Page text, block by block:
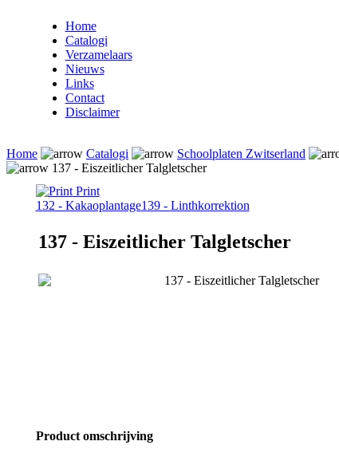
Home
Catalogi
Verzamelaars
Nieuws
Links
Contact
Disclaimer
Home Catalogi Schoolplaten Zwitserland
137 - Eiszeitlicher Talgletscher
Print
132 - Kakaoplantage139 - Linthkorrektion
137 - Eiszeitlicher Talgletscher
137 - Eiszeitlicher Talgletscher
Product omschrijving